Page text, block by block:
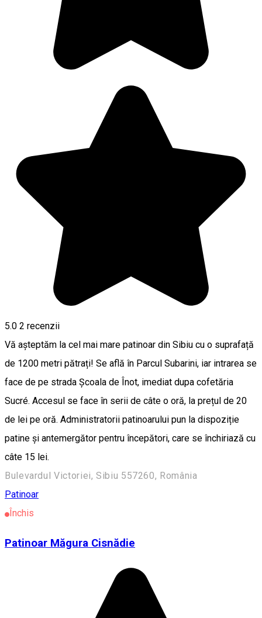
5.0 2 recenzii
Vă așteptăm la cel mai mare patinoar din Sibiu cu o suprafață
de 1200 metri pătrați! Se află în Parcul Subarini, iar intrarea se
face de pe strada Școala de Înot, imediat dupa cofetăria
Sucré. Accesul se face în serii de câte o oră, la prețul de 20
de lei pe oră. Administratorii patinoarului pun la dispoziție
patine și antemergător pentru începători, care se închiriază cu
câte 15 lei.
Bulevardul Victoriei, Sibiu 557260, România
Patinoar
Închis
Patinoar Măgura Cisnădie